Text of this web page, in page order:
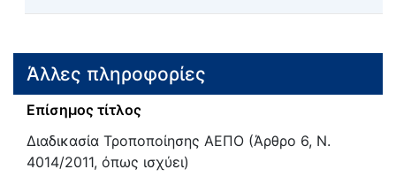
Άλλες πληροφορίες
Επίσημος τίτλος
Διαδικασία Τροποποίησης ΑΕΠΟ (Άρθρο 6, Ν.
4014/2011, όπως ισχύει)